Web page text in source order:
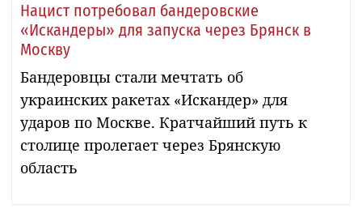
Нацист потребовал бандеровские
«Искандеры» для запуска через Брянск в
Москву
Бандеровцы стали мечтать об
украинских ракетах «Искандер» для
ударов по Москве. Кратчайший путь к
столице пролегает через Брянскую
область